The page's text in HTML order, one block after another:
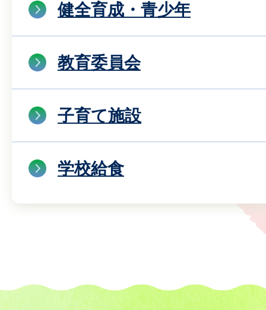
健全育成・青少年
教育委員会
子育て施設
学校給食